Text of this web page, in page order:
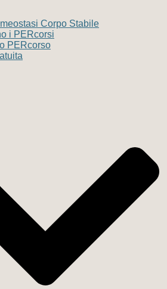
Corpo Stabile
i PERcorsi
PERcorso